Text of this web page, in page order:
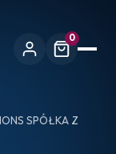
0
SPÓŁKA Z